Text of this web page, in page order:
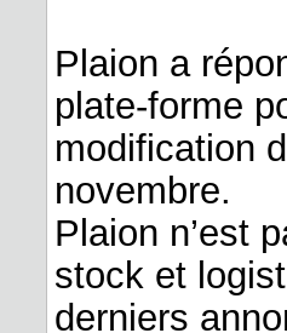
Plaion a
plate-forme
modification
novembre.
Plaion n’est
stock et
derniers